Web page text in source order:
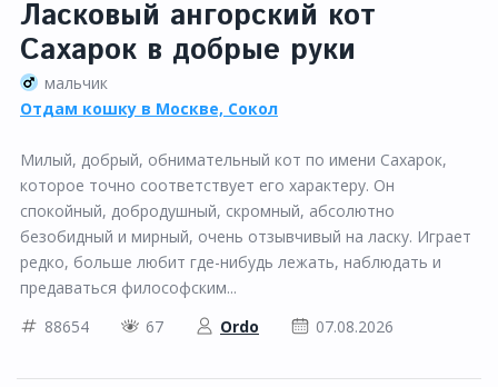
Ласковый ангорский кот
Сахарок в добрые руки
мальчик
Отдам кошку в Москве, Сокол
Милый, добрый, обнимательный кот по имени Сахарок,
которое точно соответствует его характеру. Он
спокойный, добродушный, скромный, абсолютно
безобидный и мирный, очень отзывчивый на ласку. Играет
редко, больше любит где-нибудь лежать, наблюдать и
предаваться философским...
88654
67 Ordo 07.08.2026